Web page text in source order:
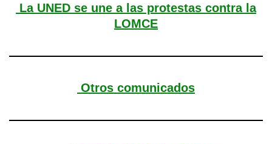
La UNED se une a las protestas contra la
LOMCE
Otros comunicados